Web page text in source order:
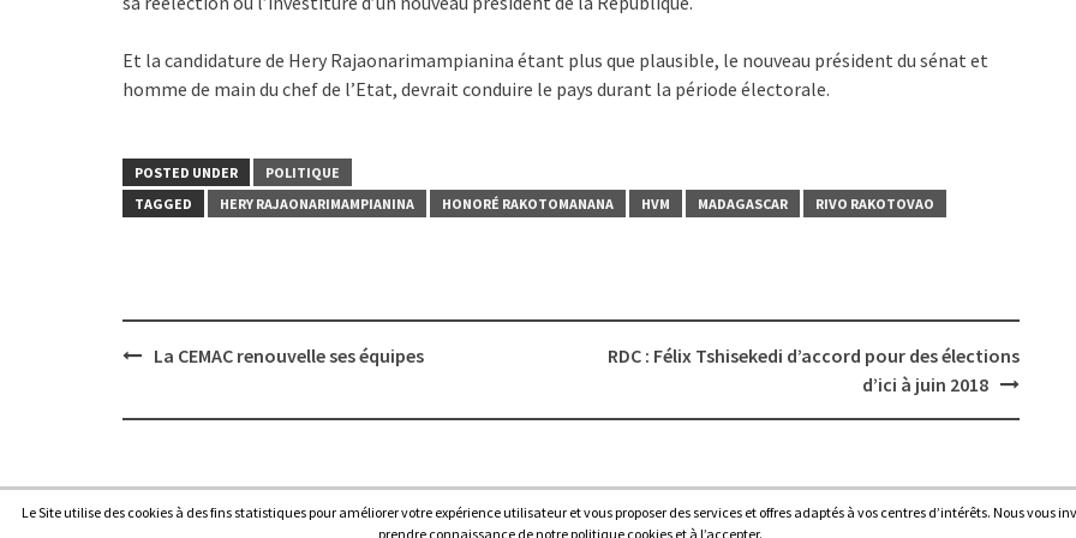
Et la candidature de Hery Rajaonarimampianina étant plus que plausible, le nouveau président du sénat et
homme de main du chef de l’Etat, devrait conduire le pays durant la période électorale.
POSTED UNDER
POLITIQUE
TAGGED
HERY RAJAONARIMAMPIANINA HONORÉ RAKOTOMANANA HVM MADAGASCAR RIVO RAKOTOVAO
PostLa CEMAC renouvelle ses équipes
RDC : Félix Tshisekedi d’accord pour des élections
d’ici à juin 2018
Afrique7, l’info du continent en continu.
Le Site utilise des cookies à des fins statistiques pour améliorer votre expérience utilisateur et vous proposer des services et offres adaptés à vos centres d’intérêts. Nous vous
prendre connaissance de notre politique cookies et à l’accepter.